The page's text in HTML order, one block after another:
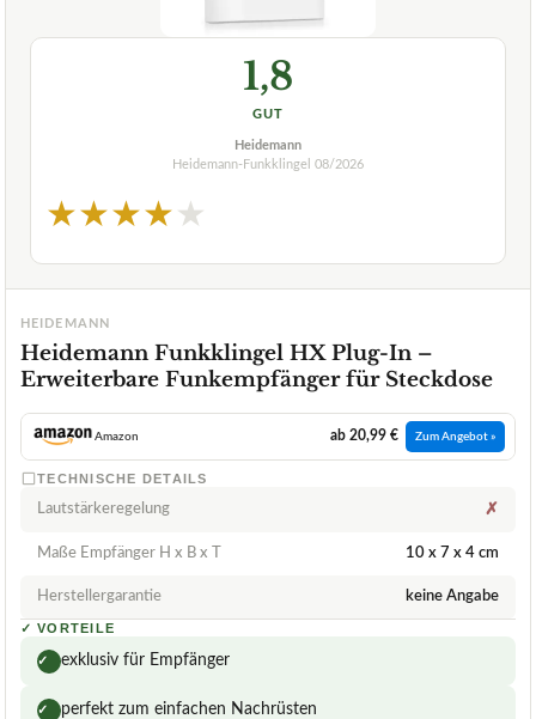
1,8
GUT
Heidemann
Heidemann-Funkklingel
08/2026
★★★★★
HEIDEMANN
Heidemann Funkklingel HX Plug-In –
Erweiterbare Funkempfänger für Steckdose
Amazon ab 20,99 € Zum Angebot »
TECHNISCHE DETAILS
Lautstärkeregelung ✗
Maße Empfänger H x B x T 10 x 7 x 4 cm
Herstellergarantie keine Angabe
✓ VORTEILE
✓ exklusiv für Empfänger
✓ perfekt zum einfachen Nachrüsten